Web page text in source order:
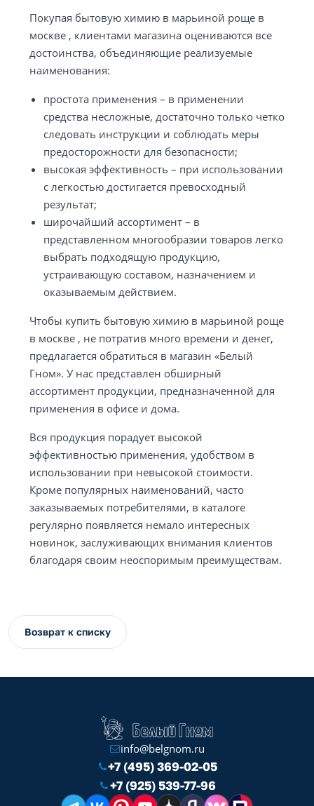
Покупая бытовую химию в марьиной роще в
москве , клиентами магазина оцениваются все
достоинства, объединяющие реализуемые
наименования:
простота применения – в применении
средства несложные, достаточно только четко
следовать инструкции и соблюдать меры
предосторожности для безопасности;
высокая эффективность – при использовании
с легкостью достигается превосходный
результат;
широчайший ассортимент – в
представленном многообразии товаров легко
выбрать подходящую продукцию,
устраивающую составом, назначением и
оказываемым действием.
Чтобы купить бытовую химию в марьиной роще
в москве , не потратив много времени и денег,
предлагается обратиться в магазин «Белый
Гном». У нас представлен обширный
ассортимент продукции, предназначенной для
применения в офисе и дома.
Вся продукция порадует высокой
эффективностью применения, удобством в
использовании при невысокой стоимости.
Кроме популярных наименований, часто
заказываемых потребителями, в каталоге
регулярно появляется немало интересных
новинок, заслуживающих внимания клиентов
благодаря своим неоспоримым преимуществам.
Возврат к списку
info@belgnom.ru
+7 (495) 369-02-05
+7 (925) 539-77-96